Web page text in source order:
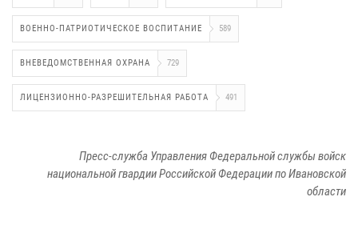
ВОЕННО-ПАТРИОТИЧЕСКОЕ ВОСПИТАНИЕ 589
ВНЕВЕДОМСТВЕННАЯ ОХРАНА 729
ЛИЦЕНЗИОННО-РАЗРЕШИТЕЛЬНАЯ РАБОТА 491
Пресс-служба Управления Федеральной службы войск
национальной гвардии Российской Федерации по Ивановской
области